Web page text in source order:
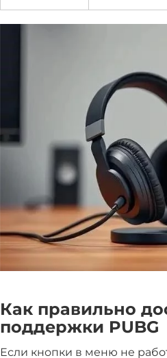
Как правильно
поддержки PUBG
Если кнопки в меню не